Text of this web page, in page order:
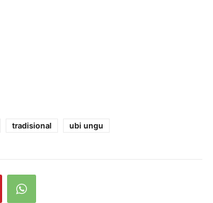
tradisional ubi ungu